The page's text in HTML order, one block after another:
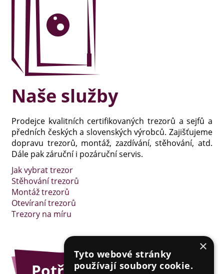
Naše služby
Prodejce kvalitních certifikovaných trezorů a sejfů a
předních českých a slovenských výrobců. Zajišťujeme
dopravu trezorů, montáž, zazdívání, stěhování, atd.
Dále pak záruční i pozáruční servis.
Jak vybrat trezor
Stěhování trezorů
Montáž trezorů
Otevíraní trezorů
Trezory na míru
×
Tyto webové stránky
používají soubory cookie.